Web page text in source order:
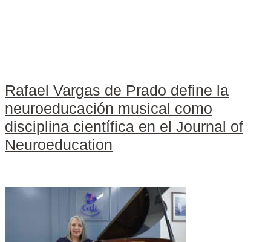
Rafael Vargas de Prado define la
neuroeducación musical como
disciplina científica en el Journal of
Neuroeducation